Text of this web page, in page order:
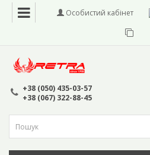
Особистий кабінет
+38 (050) 435-03-57
+38 (067) 322-88-45